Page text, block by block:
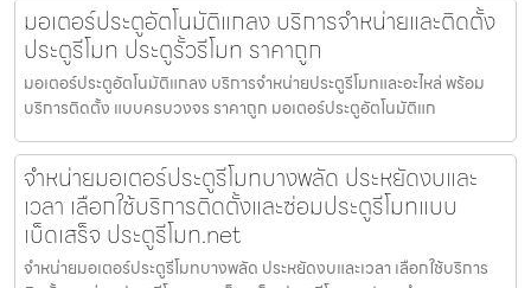
มอเตอร์ประตูอัตโนมัติแกลง บริการจำหน่ายและติดตั้ง
ประตูรีโมท ประตูรั้วรีโมท ราคาถูก
มอเตอร์ประตูอัตโนมัติแกลง บริการจำหน่ายประตูรีโมทและอะไหล่ พร้อม
บริการติดตั้ง แบบครบวงจร ราคาถูก มอเตอร์ประตูอัตโนมัติแก
จำหน่ายมอเตอร์ประตูรีโมทบางพลัด ประหยัดงบและ
เวลา เลือกใช้บริการติดตั้งและซ่อมประตูรีโมทแบบ
เบ็ดเสร็จ ประตูรีโมท.net
จำหน่ายมอเตอร์ประตูรีโมทบางพลัด ประหยัดงบและเวลา เลือกใช้บริการ